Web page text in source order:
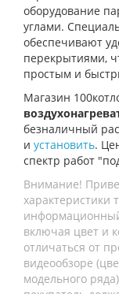
оборудование
углами.
обеспечивают
перекрытиями,
простым и
Магазин
безналичный
и установить.
спектр работ
Внимание!
характеристики
включая цвет и
отличаться от
видеообзоре
модельного